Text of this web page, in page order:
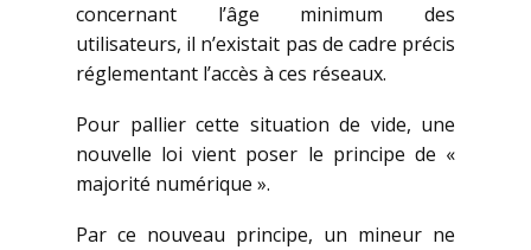
concernant l’âge minimum des
utilisateurs, il n’existait pas de cadre précis
réglementant l’accès à ces réseaux.
Pour pallier cette situation de vide, une
nouvelle loi vient poser le principe de «
majorité numérique ».
Par ce nouveau principe, un mineur ne